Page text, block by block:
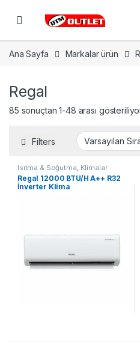
Open
Ana Sayfa Markalar ürün
Regal
85 sonuçtan 1-48 arası
Filters
Isıtma & Soğutma Klimalar
Regal 12000 BTU/H A++ R32
İnverter Klima